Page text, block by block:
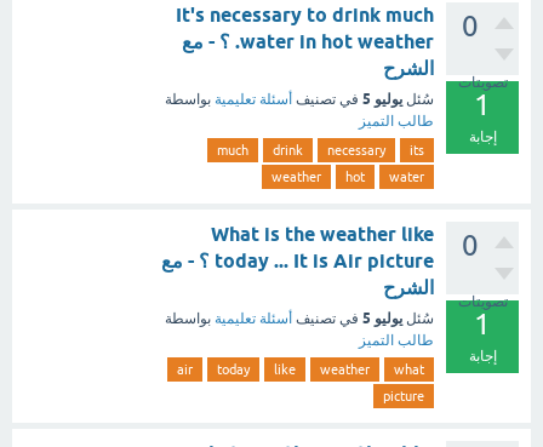
0
تصويتات
1
إجابة
It's necessary to drink much
water in hot weather. ؟ - مع
الشرح
سُئل يوليو 5 في تصنيف أسئلة تعليمية بواسطة
طالب التميز
its
necessary
drink
much
water
hot
weather
0
تصويتات
1
إجابة
What is the weather like
today ... It is Air picture ؟ - مع
الشرح
سُئل يوليو 5 في تصنيف أسئلة تعليمية بواسطة
طالب التميز
what
weather
like
today
air
picture